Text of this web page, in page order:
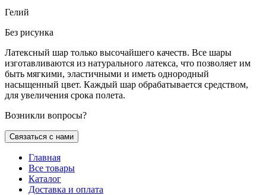
Гелий
Без рисунка
Латексный шар только высочайшего качеств. Все шары
изготавливаются из натурального латекса, что позволяет им
быть мягкими, эластичными и иметь однородный
насыщенный цвет. Каждый шар обрабатывается средством,
для увеличения срока полета.
Возникли вопросы?
Связаться с нами
Главная
Все товары
Каталог
Доставка и оплата